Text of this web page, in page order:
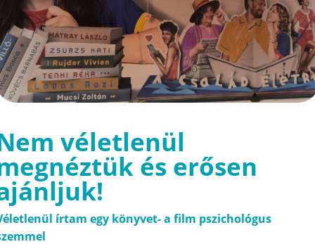
véletlenül
és erősen
írtam egy könyvet- a film pszichológus